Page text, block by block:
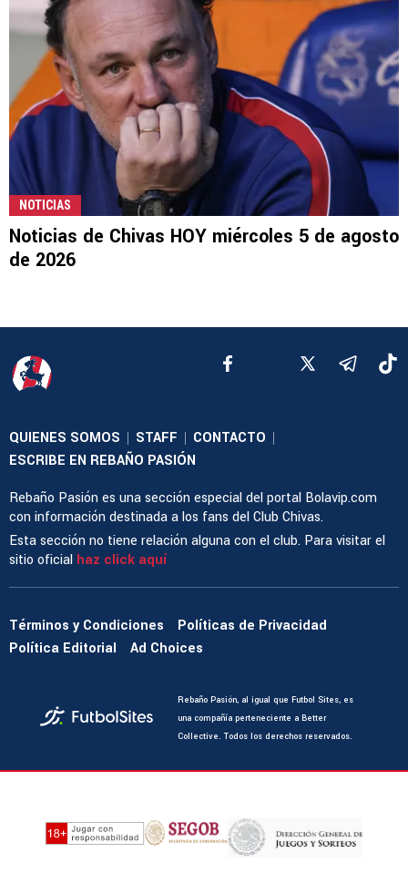
NOTICIAS
Noticias de Chivas HOY miércoles 5 de agosto
de 2026
QUIENES SOMOS STAFF CONTACTO
ESCRIBE EN REBAÑO PASIÓN
Rebaño Pasión es una sección especial del portal Bolavip.com
con información destinada a los fans del Club Chivas.
Esta sección no tiene relación alguna con el club. Para visitar el
sitio oficial haz click aquí
Términos y Condiciones
Políticas de Privacidad
Política Editorial
Ad Choices
Rebaño Pasión, al igual que Futbol Sites, es
una compañía perteneciente a Better
Collective. Todos los derechos reservados.